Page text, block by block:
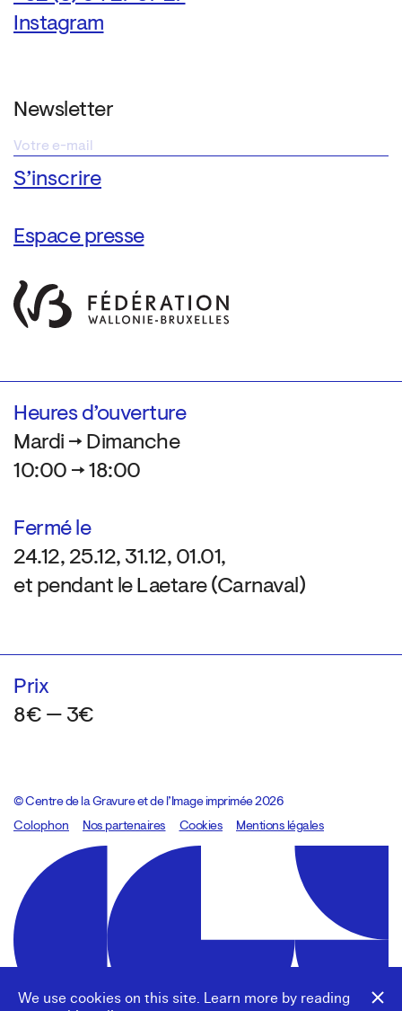
We use cookies on this site. Learn more by reading
Instagram
Newsletter
Espace presse
Heures d’ouverture
Mardi → Dimanche
10:00 → 18:00
Fermé le
24.12, 25.12, 31.12, 01.01,
et pendant le Laetare (Carnaval)
Prix
8€ — 3€
© Centre de la Gravure et de l’Image imprimée 2026
Colophon
Design:Marcel Kaczmarek, code:8080.studio
Nos partenaires Cookies Mentions légales